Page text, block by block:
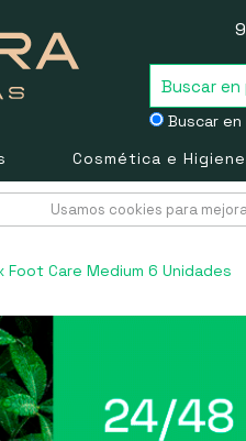
Buscar en
Cosmética e Higiene
Usamos cookies para
Foot Care Medium 6 Unidades